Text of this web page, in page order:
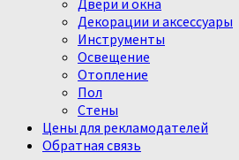
Двери и окна
Декорации и аксессуары
Инструменты
Освещение
Отопление
Пол
Стены
Цены для рекламодателей
Обратная связь